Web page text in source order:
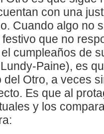
con una
Cuando algo no
que no
el cumpleaños de
Paine), es
del Otro, a veces
Es que al
y los